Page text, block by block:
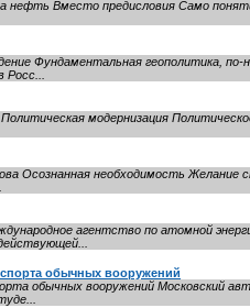
Вместо предисловия Само
Фундаментальная геополитика,
модернизация
Осознанная необходимость Желание
агентство по атомной
обычных вооружений
обычных вооружений Московский